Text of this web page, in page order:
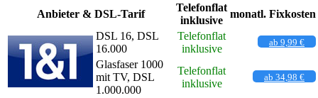
Anbieter & DSL-Tarif
Telefonflat
inklusive
monatl. Fixkosten
DSL 16, DSL
16.000
Telefonflat
inklusive
ab 9,99 €
Glasfaser 1000
mit TV, DSL
1.000.000
Telefonflat
inklusive
ab 34,98 €